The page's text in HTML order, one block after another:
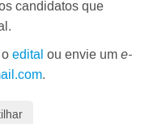
candidatos que
edital ou envie um e-
.